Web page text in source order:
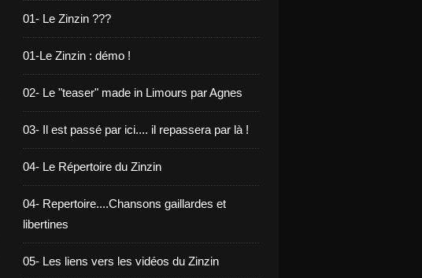
01- Le Zinzin ???
01-Le Zinzin : démo !
02- Le "teaser" made in Limours par Agnes
03- Il est passé par ici.... il repassera par là !
04- Le Répertoire du Zinzin
04- Repertoire....Chansons gaillardes et
libertines
05- Les liens vers les vidéos du Zinzin